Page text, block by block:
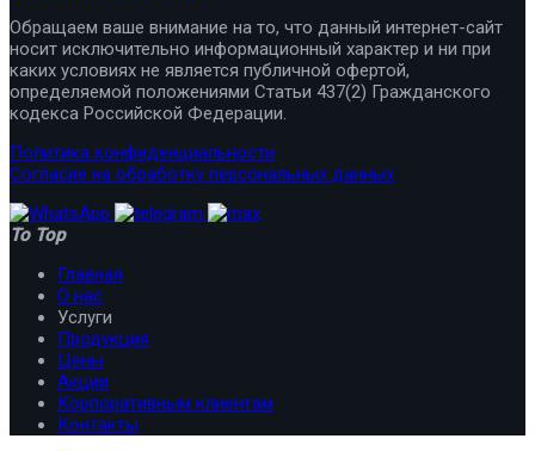
Обращаем ваше внимание на то, что данный интернет-сайт
носит исключительно информационный характер и ни при
каких условиях не является публичной офертой,
определяемой положениями Статьи 437(2) Гражданского
кодекса Российской Федерации.
Политика конфиденциальности
Согласие на обработку персональных данных
To Top
Главная
О нас
Услуги
Продукция
Цены
Акции
Корпоративным клиентам
Контакты